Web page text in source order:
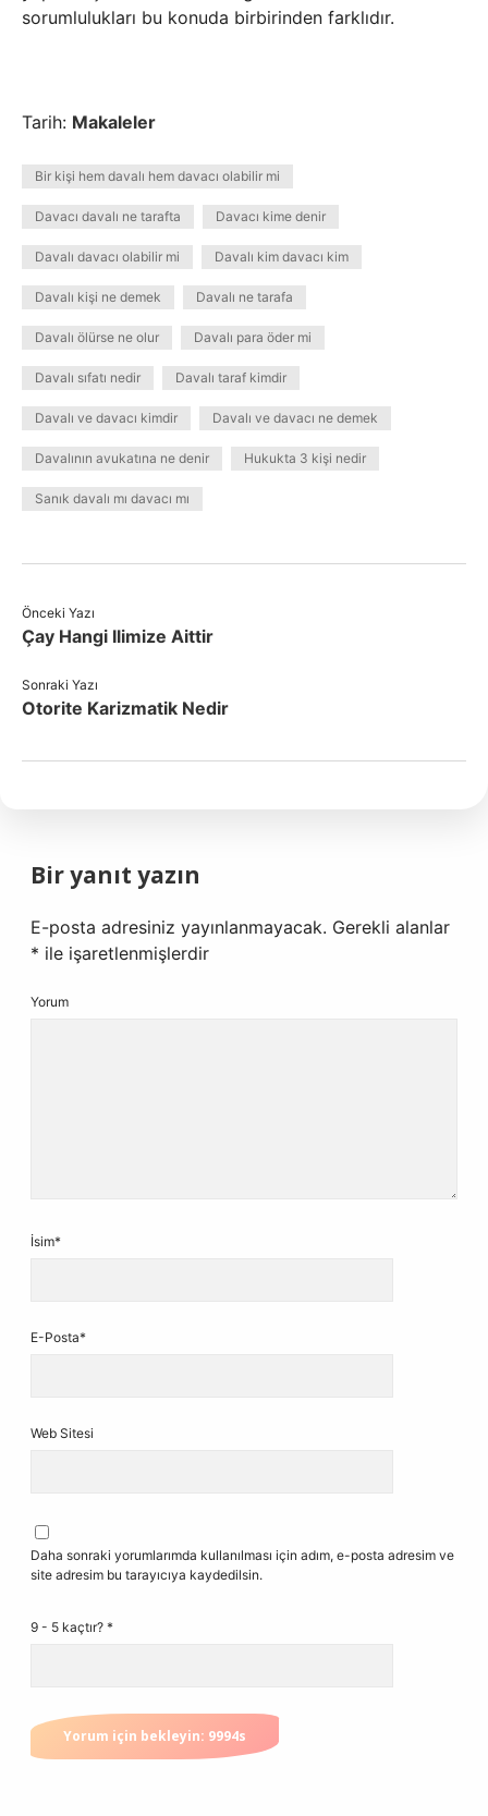
sorumlulukları bu konuda birbirinden farklıdır.
Tarih: Makaleler
Bir kişi hem davalı hem davacı olabilir mi
Davacı davalı ne tarafta Davacı kime denir
Davalı davacı olabilir mi Davalı kim davacı kim
Davalı kişi ne demek Davalı ne tarafa
Davalı ölürse ne olur Davalı para öder mi
Davalı sıfatı nedir Davalı taraf kimdir
Davalı ve davacı kimdir Davalı ve davacı ne demek
Davalının avukatına ne denir Hukukta 3 kişi nedir
Sanık davalı mı davacı mı
Önceki Yazı
Çay Hangi Ilimize Aittir
Sonraki Yazı
Otorite Karizmatik Nedir
Bir yanıt yazın
E-posta adresiniz yayınlanmayacak. Gerekli alanlar
* ile işaretlenmişlerdir
Yorum
İsim*
E-Posta*
Web Sitesi
Daha sonraki yorumlarımda kullanılması için adım, e-posta adresim ve
site adresim bu tarayıcıya kaydedilsin.
9 - 5 kaçtır? *